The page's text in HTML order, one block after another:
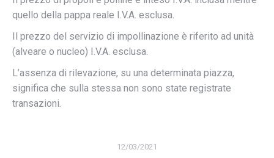
quello della pappa reale I.V.A. esclusa.
Il prezzo del servizio di impollinazione è riferito ad unità
(alveare o nucleo) I.V.A. esclusa.
L’assenza di rilevazione, su una determinata piazza,
significa che sulla stessa non sono state registrate
transazioni.
12/03/2021